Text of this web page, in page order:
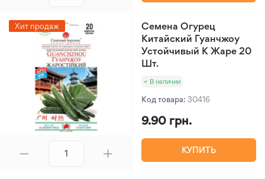
Хит продаж
Семена Огурец
Китайский Гуанчжоу
Устойчивый К Жаре 20
Шт.
В наличии
Код товара: 30416
9.90 грн.
КУПИТЬ